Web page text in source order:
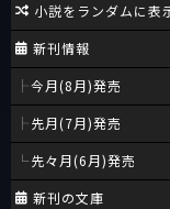
小説をランダムに表
新刊情報
今月(8月)発売
先月(7月)発売
先々月(6月)発売
新刊の文庫